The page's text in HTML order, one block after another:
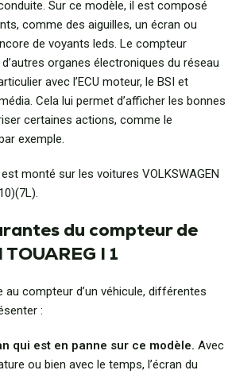
Sur ce modèle, il est composé
comme des aiguilles, un écran ou
de voyants leds. Le compteur
organes électroniques du réseau
avec l’ECU moteur, le BSI et
Cela lui permet d’afficher les bonnes
certaines actions, comme le
exemple.
monté sur les voitures VOLKSWAGEN
du compteur de
I 1
au compteur d’un véhicule, différentes
:
qui est en panne sur ce modèle. Avec
ou bien avec le temps, l’écran du